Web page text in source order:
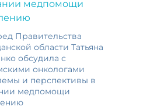
Правительства
области Татьяна
обсудила с
онкологами
и перспективы в
медпомощи